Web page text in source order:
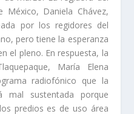
México, Daniela Chávez,
por los regidores del
pero tiene la esperanza
el pleno. En respuesta, la
María Elena
radiofónico que la
sustentada porque
predios es de uso área